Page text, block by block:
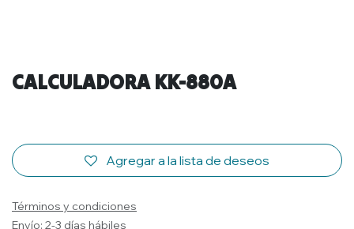
CALCULADORA KK-880A
Agregar a la lista de deseos
Términos y condiciones
Envío: 2-3 días hábiles